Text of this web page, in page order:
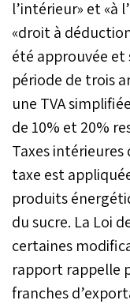
l’intérieur» et «à
«droit à
été approuvée et
période de trois
une TVA
de 10% et 20%
Taxes
taxe est
produits
du sucre. La Loi
certaines
rapport rappelle
franches